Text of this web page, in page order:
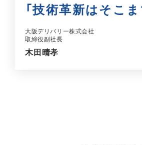
「技術革新はそこ
大阪デリバリー株式会社
取締役副社長
木田晴孝